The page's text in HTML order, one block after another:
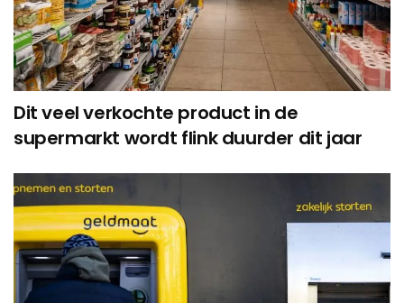
Dit veel verkochte product in de
supermarkt wordt flink duurder dit jaar